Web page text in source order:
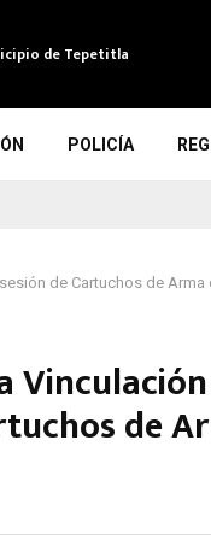
de Tepetitla
POLICÍA
de Cartuchos de Arma
de